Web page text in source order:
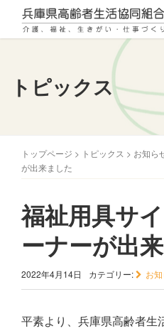
トピックス
トップページ > トピックス > お知ら
が出来ました
福祉用具サ
ーナーが出
2022年4月14日 カテゴリー: お
平素より、兵庫県高齢者生